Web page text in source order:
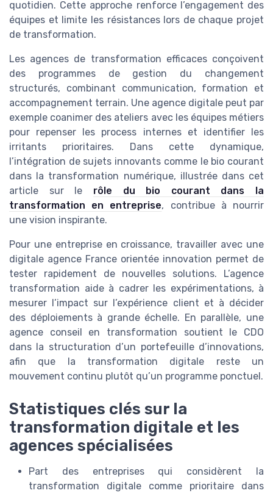
quotidien. Cette approche renforce l’engagement des
équipes et limite les résistances lors de chaque projet
de transformation.
Les agences de transformation efficaces conçoivent
des programmes de gestion du changement
structurés, combinant communication, formation et
accompagnement terrain. Une agence digitale peut par
exemple coanimer des ateliers avec les équipes métiers
pour repenser les process internes et identifier les
irritants prioritaires. Dans cette dynamique,
l’intégration de sujets innovants comme le bio courant
dans la transformation numérique, illustrée dans cet
article sur le rôle du bio courant dans la
transformation en entreprise, contribue à nourrir
une vision inspirante.
Pour une entreprise en croissance, travailler avec une
digitale agence France orientée innovation permet de
tester rapidement de nouvelles solutions. L’agence
transformation aide à cadrer les expérimentations, à
mesurer l’impact sur l’expérience client et à décider
des déploiements à grande échelle. En parallèle, une
agence conseil en transformation soutient le CDO
dans la structuration d’un portefeuille d’innovations,
afin que la transformation digitale reste un
mouvement continu plutôt qu’un programme ponctuel.
Statistiques clés sur la
transformation digitale et les
agences spécialisées
Part des entreprises qui considèrent la
transformation digitale comme prioritaire dans